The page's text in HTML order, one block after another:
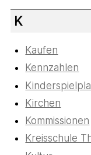
K
Kaufen
Kennzahlen
Kirchen
Kommissionen
Kreisschule